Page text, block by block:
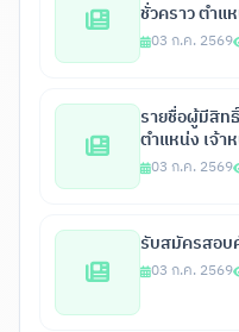
ชั่วคราว ตำแ
03 ก.ค. 2569
รายชื่อผู้มีสิท
ตำแหน่ง เจ้า
03 ก.ค. 2569
รับสมัครสอบ
03 ก.ค. 2569